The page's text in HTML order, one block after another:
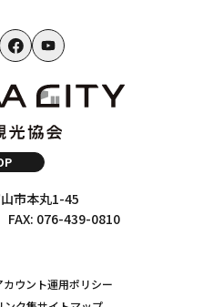
市本丸1-45
FAX: 076-439-0810
カウント運用ポリシー